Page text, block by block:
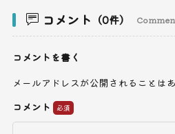
コメント （0件）
コメントを書く
メールアドレスが公開されることはあ
コメント